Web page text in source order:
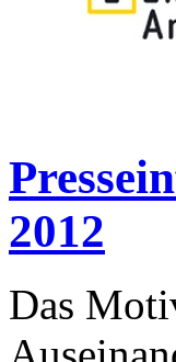
2012
Das